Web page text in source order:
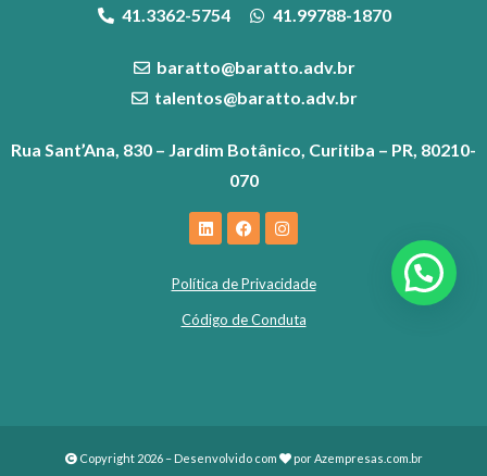
41.3362-5754 41.99788-1870
baratto@baratto.adv.br
talentos@baratto.adv.br
Rua Sant’Ana, 830 – Jardim Botânico, Curitiba – PR, 80210-
070
Política de Privacidade
Código de Conduta
Copyright 2026 – Desenvolvido com porAzempresas.com.br